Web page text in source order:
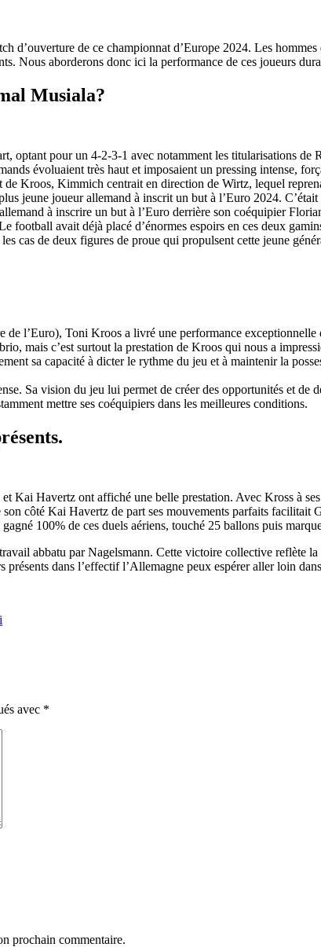
d’ouverture de ce championnat d’Europe 2024. Les
Nous aborderons donc ici la performance de ces joueurs
Musiala?
optant pour un 4-2-3-1 avec notamment les titularisations
évoluaient très haut et imposaient un pressing intense,
Kroos, Kimmich centrait en direction de Wirtz, lequel
jeune joueur allemand à inscrit un but à l’Euro 2024.
à inscrire un but à l’Euro derrière son coéquipier
football avait déjà placé d’énormes espoirs en ces deux
cas de deux figures de proue qui propulsent cette jeune
de l’Euro), Toni Kroos a livré une performance
mais c’est surtout la prestation de Kroos qui nous a
sa capacité à dicter le rythme du jeu et à maintenir la
Sa vision du jeu lui permet de créer des opportunités et de
mettre ses coéquipiers dans les meilleures conditions.
Kai Havertz ont affiché une belle prestation. Avec Kross à
côté Kai Havertz de part ses mouvements parfaits facilitait
100% de ces duels aériens, touché 25 ballons puis
abbatu par Nagelsmann. Cette victoire collective reflète
dans l’effectif l’Allemagne peux espérer aller loin
avec *
prochain commentaire.